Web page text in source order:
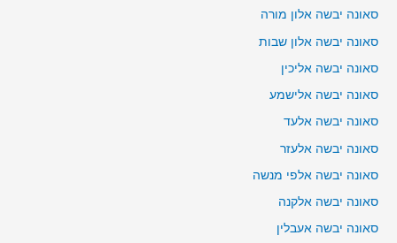
סאונה יבשה אלון מורה
סאונה יבשה אלון שבות
סאונה יבשה אליכין
סאונה יבשה אלישמע
סאונה יבשה אלעד
סאונה יבשה אלעזר
סאונה יבשה אלפי מנשה
סאונה יבשה אלקנה
סאונה יבשה אעבלין